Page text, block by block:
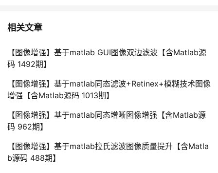
相关文章
【图像增强】基于matlab GUI图像双边滤波【含Matlab源
码 1492期】
【图像增强】基于matlab同态滤波+Retinex+模糊技术图像
增强【含Matlab源码 1013期】
【图像增强】基于matlab同态增晰图像增强【含Matlab源
码 962期】
【图像增强】基于matlab拉氏滤波图像质量提升【含Matla
b源码 488期】